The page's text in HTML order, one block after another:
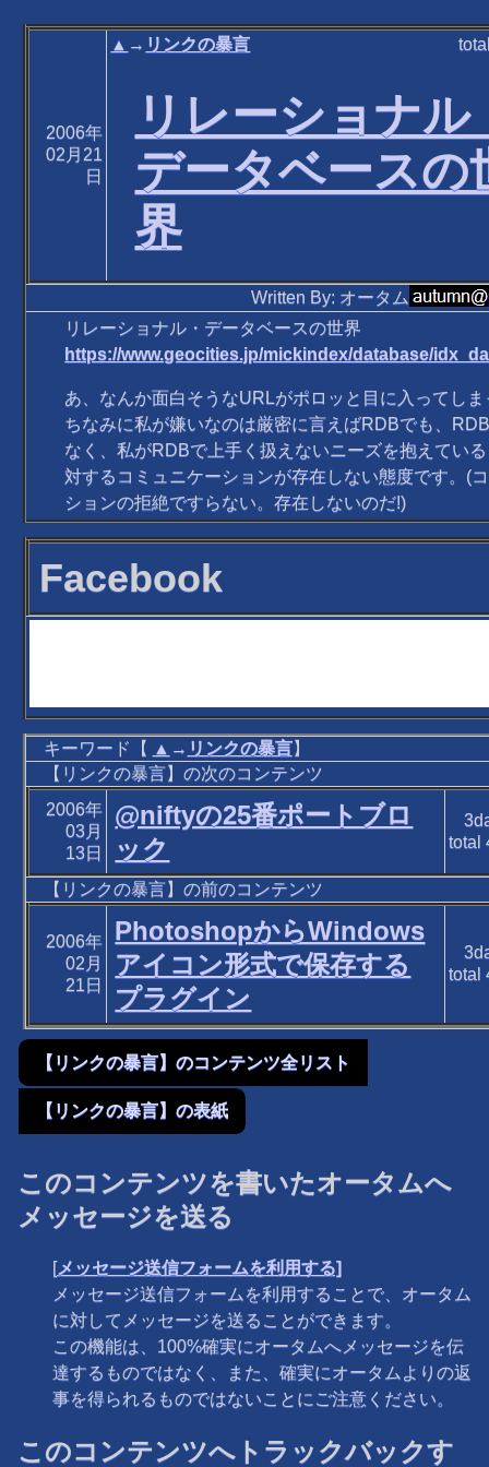
2006年
02月21
日
▲ → リンクの暴言
リレーショナル
データベースの
界
Written By: オータム
リレーショナル・データベースの世界
https://www.geocities.jp/mickindex/database/
あ、なんか面白そうなURLがポロッと目に入ってし
ちなみに私が嫌いなのは厳密に言えばRDBでも、
なく、私がRDBで上手く扱えないニーズを抱えてい
対するコミュニケーションが存在しない態度です。(
ションの拒絶ですらない。存在しないのだ!)
Facebook
キーワード【 ▲ → リンクの暴言】
【リンクの暴言】の次のコンテンツ
2006年
03月
13日
@niftyの25番ポートブロ
ック
total
【リンクの暴言】の前のコンテンツ
2006年
02月
21日
PhotoshopからWindows
アイコン形式で保存する
プラグイン
total
【リンクの暴言】のコンテンツ全リスト
【リンクの暴言】の表紙
このコンテンツを書いたオータムへ
メッセージを送る
[メッセージ送信フォームを利用する]
メッセージ送信フォームを利用することで、オータム
に対してメッセージを送ることができます。
この機能は、100%確実にオータムへメッセージを伝
達するものではなく、また、確実にオータムよりの返
事を得られるものではないことにご注意ください。
このコンテンツへトラックバックす